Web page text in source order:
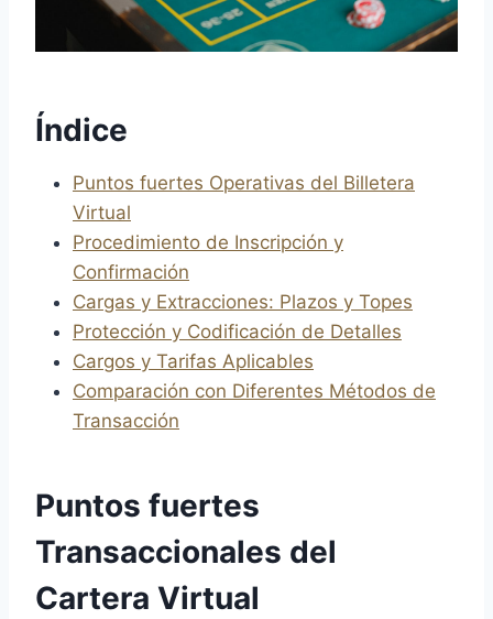
Índice
Puntos fuertes Operativas del Billetera
Virtual
Procedimiento de Inscripción y
Confirmación
Cargas y Extracciones: Plazos y Topes
Protección y Codificación de Detalles
Cargos y Tarifas Aplicables
Comparación con Diferentes Métodos de
Transacción
Puntos fuertes
Transaccionales del
Cartera Virtual